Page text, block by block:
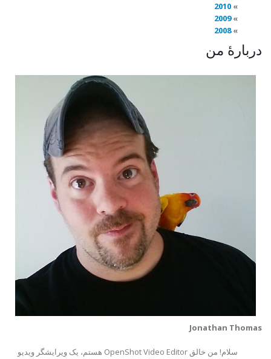
2010
2009
2008
دربارهٔ من
Jonathan Thomas
سلام! من خالق OpenShot Video Editor هستم، یک ویرایشگر ویدیو